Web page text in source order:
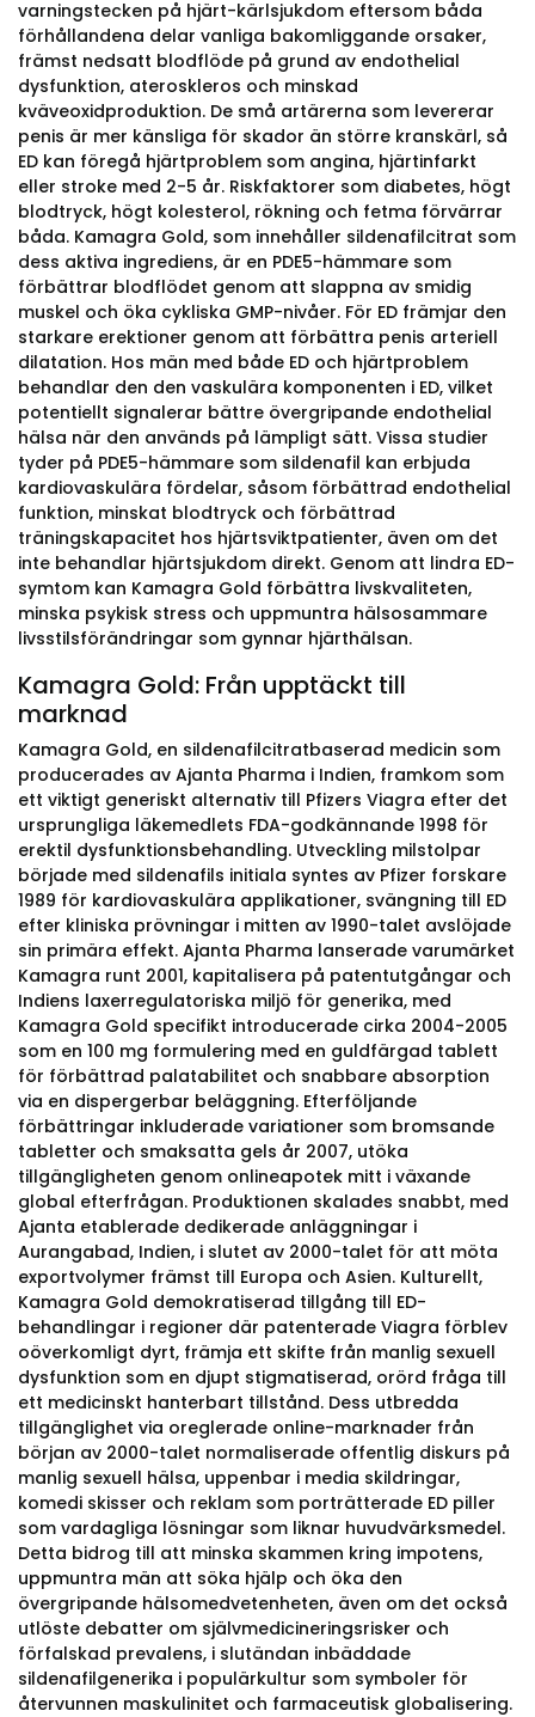
varningstecken på hjärt-kärlsjukdom eftersom båda
förhållandena delar vanliga bakomliggande orsaker,
främst nedsatt blodflöde på grund av endothelial
dysfunktion, ateroskleros och minskad
kväveoxidproduktion. De små artärerna som levererar
penis är mer känsliga för skador än större kranskärl, så
ED kan föregå hjärtproblem som angina, hjärtinfarkt
eller stroke med 2-5 år. Riskfaktorer som diabetes, högt
blodtryck, högt kolesterol, rökning och fetma förvärrar
båda. Kamagra Gold, som innehåller sildenafilcitrat som
dess aktiva ingrediens, är en PDE5-hämmare som
förbättrar blodflödet genom att slappna av smidig
muskel och öka cykliska GMP-nivåer. För ED främjar den
starkare erektioner genom att förbättra penis arteriell
dilatation. Hos män med både ED och hjärtproblem
behandlar den den vaskulära komponenten i ED, vilket
potentiellt signalerar bättre övergripande endothelial
hälsa när den används på lämpligt sätt. Vissa studier
tyder på PDE5-hämmare som sildenafil kan erbjuda
kardiovaskulära fördelar, såsom förbättrad endothelial
funktion, minskat blodtryck och förbättrad
träningskapacitet hos hjärtsviktpatienter, även om det
inte behandlar hjärtsjukdom direkt. Genom att lindra ED-
symtom kan Kamagra Gold förbättra livskvaliteten,
minska psykisk stress och uppmuntra hälsosammare
livsstilsförändringar som gynnar hjärthälsan.
Kamagra Gold: Från upptäckt till
marknad
Kamagra Gold, en sildenafilcitratbaserad medicin som
producerades av Ajanta Pharma i Indien, framkom som
ett viktigt generiskt alternativ till Pfizers Viagra efter det
ursprungliga läkemedlets FDA-godkännande 1998 för
erektil dysfunktionsbehandling. Utveckling milstolpar
började med sildenafils initiala syntes av Pfizer forskare
1989 för kardiovaskulära applikationer, svängning till ED
efter kliniska prövningar i mitten av 1990-talet avslöjade
sin primära effekt. Ajanta Pharma lanserade varumärket
Kamagra runt 2001, kapitalisera på patentutgångar och
Indiens laxerregulatoriska miljö för generika, med
Kamagra Gold specifikt introducerade cirka 2004-2005
som en 100 mg formulering med en guldfärgad tablett
för förbättrad palatabilitet och snabbare absorption
via en dispergerbar beläggning. Efterföljande
förbättringar inkluderade variationer som bromsande
tabletter och smaksatta gels år 2007, utöka
tillgängligheten genom onlineapotek mitt i växande
global efterfrågan. Produktionen skalades snabbt, med
Ajanta etablerade dedikerade anläggningar i
Aurangabad, Indien, i slutet av 2000-talet för att möta
exportvolymer främst till Europa och Asien. Kulturellt,
Kamagra Gold demokratiserad tillgång till ED-
behandlingar i regioner där patenterade Viagra förblev
oöverkomligt dyrt, främja ett skifte från manlig sexuell
dysfunktion som en djupt stigmatiserad, orörd fråga till
ett medicinskt hanterbart tillstånd. Dess utbredda
tillgänglighet via oreglerade online-marknader från
början av 2000-talet normaliserade offentlig diskurs på
manlig sexuell hälsa, uppenbar i media skildringar,
komedi skisser och reklam som porträtterade ED piller
som vardagliga lösningar som liknar huvudvärksmedel.
Detta bidrog till att minska skammen kring impotens,
uppmuntra män att söka hjälp och öka den
övergripande hälsomedvetenheten, även om det också
utlöste debatter om självmedicineringsrisker och
förfalskad prevalens, i slutändan inbäddade
sildenafilgenerika i populärkultur som symboler för
återvunnen maskulinitet och farmaceutisk globalisering.